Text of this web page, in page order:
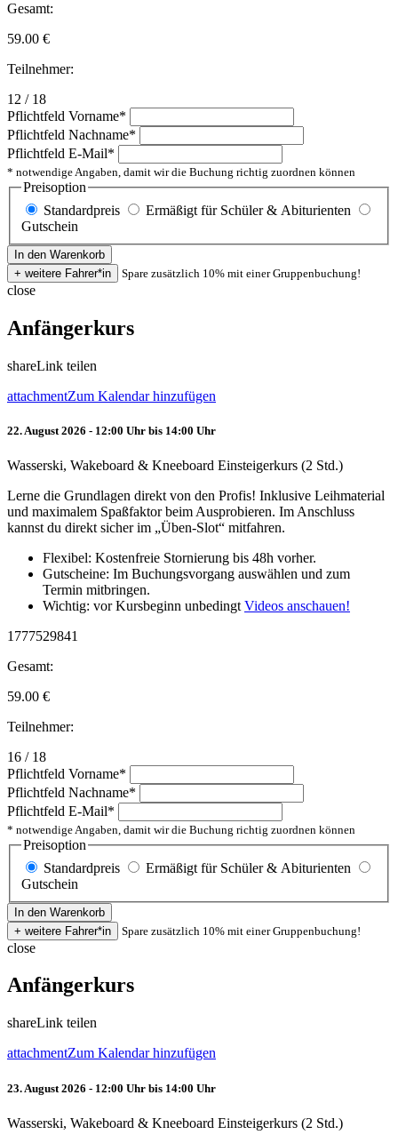
Gesamt:
59.00 €
Teilnehmer:
12 / 18
Pflichtfeld Vorname*
Pflichtfeld Nachname*
Pflichtfeld E-Mail*
* notwendige Angaben, damit wir die Buchung richtig zuordnen können
Preisoption
Standardpreis
Ermäßigt für Schüler & Abiturienten
Gutschein
Spare zusätzlich 10% mit einer Gruppenbuchung!
close
Anfängerkurs
shareLink teilen
attachmentZum Kalendar hinzufügen
22. August 2026 - 12:00 Uhr bis 14:00 Uhr
Wasserski, Wakeboard & Kneeboard Einsteigerkurs (2 Std.)
Lerne die Grundlagen direkt von den Profis! Inklusive Leihmaterial
und maximalem Spaßfaktor beim Ausprobieren. Im Anschluss
kannst du direkt sicher im „Üben-Slot“ mitfahren.
Flexibel: Kostenfreie Stornierung bis 48h vorher.
Gutscheine: Im Buchungsvorgang auswählen und zum
Termin mitbringen.
Wichtig: vor Kursbeginn unbedingt Videos anschauen!
1777529841
Gesamt:
59.00 €
Teilnehmer:
16 / 18
Pflichtfeld Vorname*
Pflichtfeld Nachname*
Pflichtfeld E-Mail*
* notwendige Angaben, damit wir die Buchung richtig zuordnen können
Preisoption
Standardpreis
Ermäßigt für Schüler & Abiturienten
Gutschein
Spare zusätzlich 10% mit einer Gruppenbuchung!
close
Anfängerkurs
shareLink teilen
attachmentZum Kalendar hinzufügen
23. August 2026 - 12:00 Uhr bis 14:00 Uhr
Wasserski, Wakeboard & Kneeboard Einsteigerkurs (2 Std.)